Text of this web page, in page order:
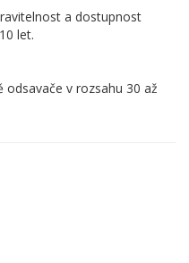
a dostupnost
let.
odsavače v rozsahu 30 až